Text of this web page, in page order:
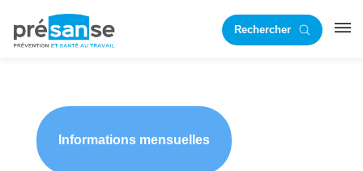
principale
RechercherRST
Informations mensuelles